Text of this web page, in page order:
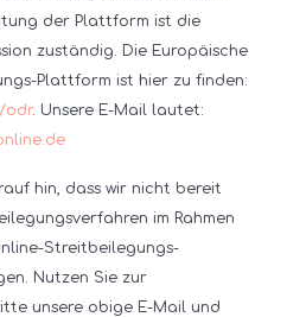
der Plattform ist die
zuständig. Die Europäische
Plattform ist hier zu finden:
odr. Unsere E-Mail lautet:
hin, dass wir nicht bereit
im Rahmen
Streitbeilegungs-
Nutzen Sie zur
unsere obige E-Mail und